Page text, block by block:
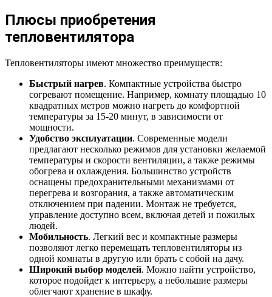
Плюсы приобретения
тепловентилятора
Тепловентиляторы имеют множество преимуществ:
Быстрый нагрев. Компактные устройства быстро
согревают помещение. Например, комнату площадью 10
квадратных метров можно нагреть до комфортной
температуры за 15-20 минут, в зависимости от
мощности.
Удобство эксплуатации. Современные модели
предлагают несколько режимов для установки желаемой
температуры и скорости вентиляции, а также режимы
обогрева и охлаждения. Большинство устройств
оснащены предохранительными механизмами от
перегрева и возгорания, а также автоматическим
отключением при падении. Монтаж не требуется,
управление доступно всем, включая детей и пожилых
людей.
Мобильность. Легкий вес и компактные размеры
позволяют легко перемещать тепловентиляторы из
одной комнаты в другую или брать с собой на дачу.
Широкий выбор моделей. Можно найти устройство,
которое подойдет к интерьеру, а небольшие размеры
облегчают хранение в шкафу.